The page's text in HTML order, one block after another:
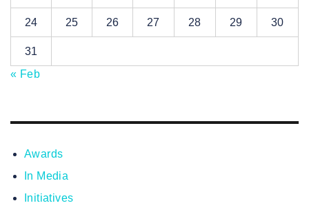
24 25 26 27 28 29 30
31
« Feb
Awards
In Media
Initiatives